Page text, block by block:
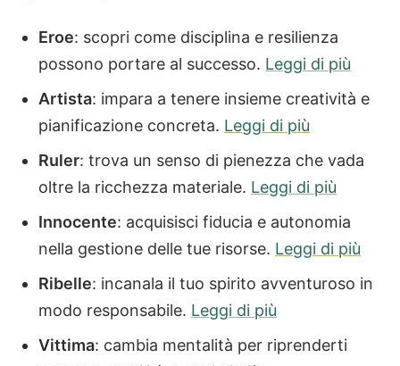
Eroe: scopri come disciplina e resilienza
possono portare al successo. Leggi di più
Artista: impara a tenere insieme creatività e
pianificazione concreta. Leggi di più
Ruler: trova un senso di pienezza che vada
oltre la ricchezza materiale. Leggi di più
Innocente: acquisisci fiducia e autonomia
nella gestione delle tue risorse. Leggi di più
Ribelle: incanala il tuo spirito avventuroso in
modo responsabile. Leggi di più
Vittima: cambia mentalità per riprenderti